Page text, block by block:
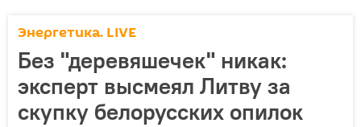
Энергетика. LIVE
Без "деревяшечек" никак:
эксперт высмеял Литву за
скупку белорусских опилок